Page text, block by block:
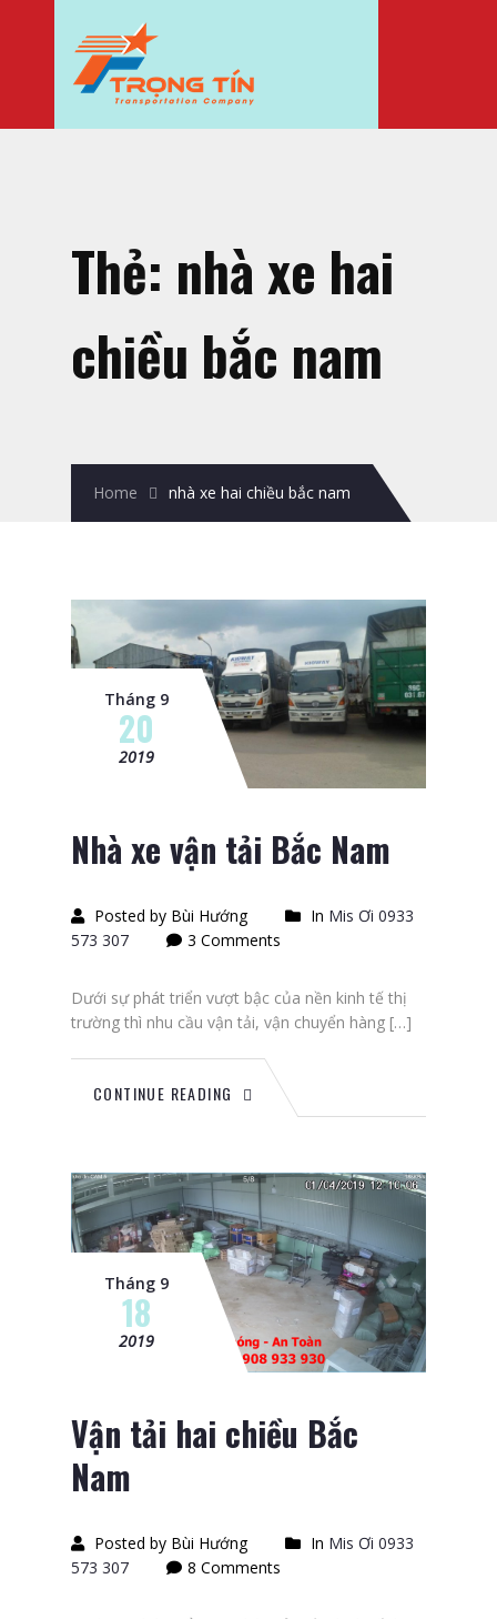
Thẻ: nhà xe hai
chiều bắc nam
Home nhà xe hai chiều bắc nam
Tháng 9
20
2019
Nhà xe vận tải Bắc Nam
Posted by Bùi Hướng In Mis Ơi 0933
573 307
3 Comments
Dưới sự phát triển vượt bậc của nền kinh tế thị
trường thì nhu cầu vận tải, vận chuyển hàng […]
CONTINUE READING
Tháng 9
18
2019
Vận tải hai chiều Bắc
Nam
Posted by Bùi Hướng In Mis Ơi 0933
573 307
8 Comments